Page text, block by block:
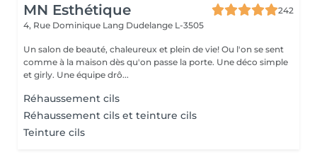
MN Esthétique
242
4, Rue Dominique Lang Dudelange L-3505
Un salon de beauté, chaleureux et plein de vie! Ou l'on se sent
comme à la maison dès qu'on passe la porte. Une déco simple
et girly. Une équipe drô...
Réhaussement cils
Réhaussement cils et teinture cils
Teinture cils